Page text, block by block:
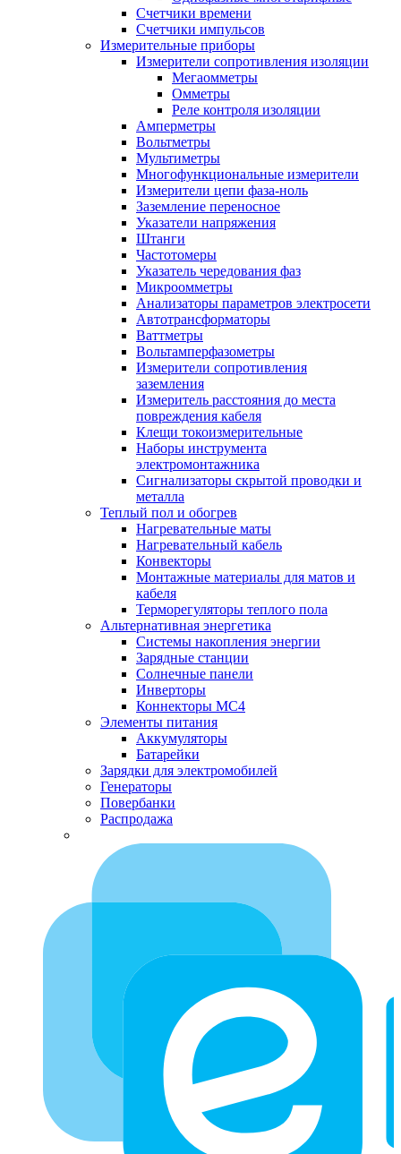
Счетчики времени
Счетчики импульсов
Измерительные приборы
Измерители сопротивления изоляции
Мегаомметры
Омметры
Реле контроля изоляции
Амперметры
Вольтметры
Мультиметры
Многофункциональные измерители
Измерители цепи фаза-ноль
Заземление переносное
Указатели напряжения
Штанги
Частотомеры
Указатель чередования фаз
Микроомметры
Анализаторы параметров электросети
Автотрансформаторы
Ваттметры
Вольтамперфазометры
Измерители сопротивления
заземления
Измеритель расстояния до места
повреждения кабеля
Клещи токоизмерительные
Наборы инструмента
электромонтажника
Сигнализаторы скрытой проводки и
металла
Теплый пол и обогрев
Нагревательные маты
Нагревательный кабель
Конвекторы
Монтажные материалы для матов и
кабеля
Терморегуляторы теплого пола
Альтернативная энергетика
Системы накопления энергии
Зарядные станции
Солнечные панели
Инверторы
Коннекторы МС4
Элементы питания
Аккумуляторы
Батарейки
Зарядки для электромобилей
Генераторы
Повербанки
Распродажа